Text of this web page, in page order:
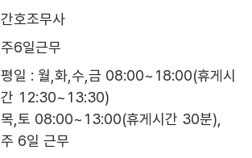
간호조무사
주6일근무
평일 : 월,화,수,금 08:00~18:00(휴게시
간 12:30~13:30)
목,토 08:00~13:00(휴게시간 30분),
주 6일 근무